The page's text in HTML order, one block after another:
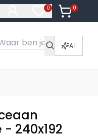
0
Artikelen in
0
Artikelen
AI
240x192